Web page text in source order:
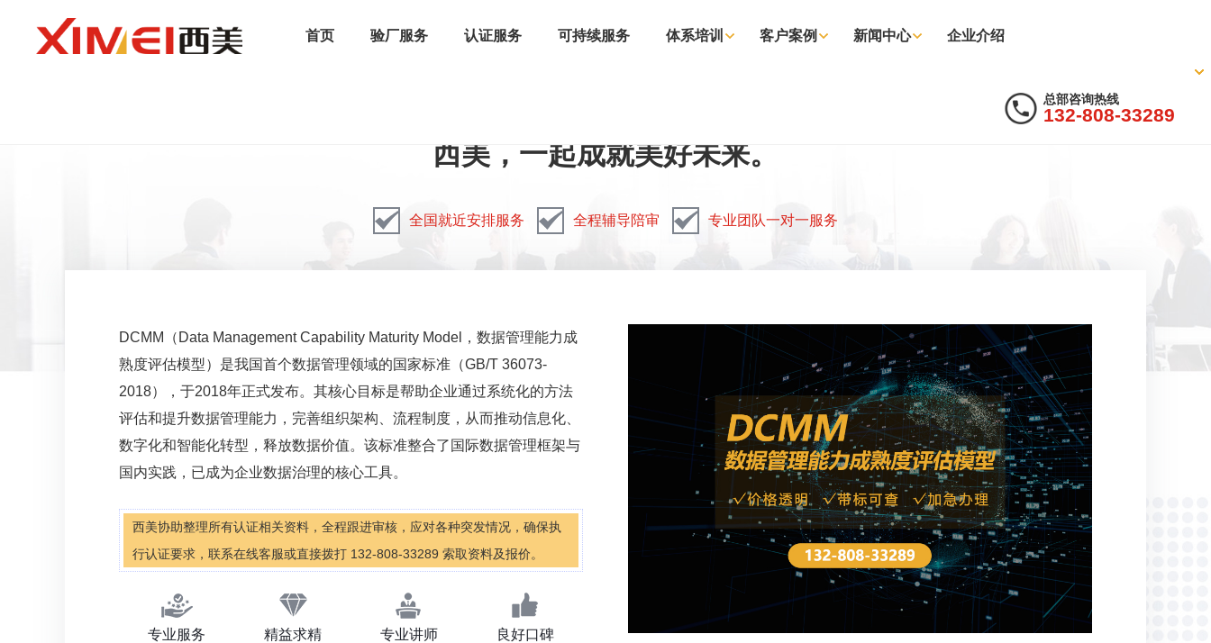
首页 验厂服务 认证服务 可持续服务 体系培训 客户案例 新闻中心 企业介绍
总部咨询热线
132-808-33289
西美，一起成就美好未来。
全国就近安排服务 全程辅导陪审 专业团队一对一服务
DCMM（Data Management Capability Maturity Model，数据管理能力成
熟度评估模型）是我国首个数据管理领域的国家标准（GB/T 36073-
2018），于2018年正式发布。其核心目标是帮助企业通过系统化的方法
评估和提升数据管理能力，完善组织架构、流程制度，从而推动信息化、
数字化和智能化转型，释放数据价值。该标准整合了国际数据管理框架与
国内实践，已成为企业数据治理的核心工具。
西美协助整理所有认证相关资料，全程跟进审核，应对各种突发情况，确保执
行认证要求，联系在线客服或直接拨打 132-808-33289 索取资料及报价。
专业服务 精益求精 专业讲师 良好口碑